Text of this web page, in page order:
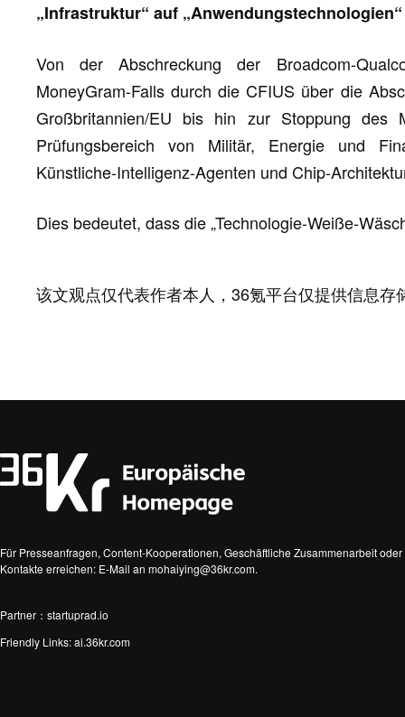
„Infrastruktur“ auf
Von der Abschreckung der Broadcom-
MoneyGram-Falls durch die CFIUS über die
Großbritannien/EU bis hin zur Stoppung des
Prüfungsbereich von Militär, Energie und
Künstliche-Intelligenz-Agenten und Chip-
Dies bedeutet, dass die „Technologie-Weiße-
该文观点仅代表作者本人，36氪平台仅提供信息存
Für Presseanfragen, Content-Kooperationen, Geschäftliche Zusammenarbeit
Kontakte erreichen: E-Mail an mohaiying@36kr.com.
Partner：startuprad.io
Friendly Links:ai.36kr.com